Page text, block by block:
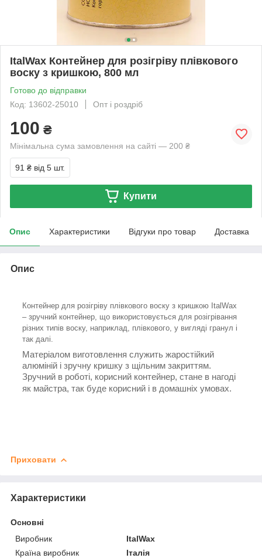
ItalWax Контейнер для розігріву плівкового
воску з кришкою, 800 мл
Готово до відправки
Код: 13602-25010
Опт і роздріб
100 ₴
Мінімальна сума замовлення на сайті — 200 ₴
91 ₴ від 5 шт.
Купити
Опис Характеристики Відгуки про товар Доставка
Опис
Контейнер для розігріву плівкового воску з кришкою ItalWax
– зручний контейнер, що використовується для розігрівання
різних типів воску, наприклад, плівкового, у вигляді гранул і
так далі.
Матеріалом виготовлення служить жаростійкий
алюміній і зручну кришку з щільним закриттям.
Зручний в роботі, корисний контейнер, стане в нагоді
як майстра, так буде корисний і в домашніх умовах.
Приховати
Характеристики
Основні
Виробник
ItalWax
Країна виробник
Італія